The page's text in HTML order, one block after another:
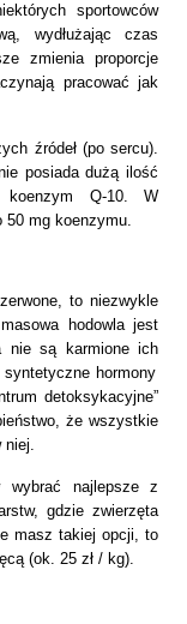
sportowców
wydłużając czas
zmienia proporcje
pracować jak
źródeł (po sercu).
posiada dużą ilość
koenzym Q-10. W
50 mg koenzymu.
to niezwykle
hodowla jest
nie są karmione ich
hormony
detoksykacyjne”
że wszystkie
niej.
wybrać najlepsze z
gdzie zwierzęta
masz takiej opcji, to
(ok. 25 zł / kg).